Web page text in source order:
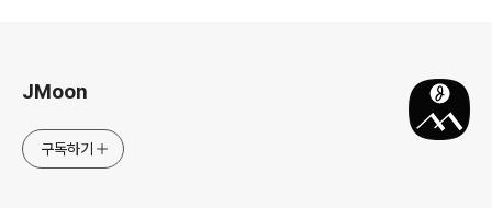
JMoon
구독하기